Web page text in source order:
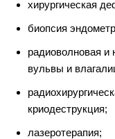
хирургическая
биопсия
радиоволновая и
вульвы и
криодеструкция;
лазеротерапия;